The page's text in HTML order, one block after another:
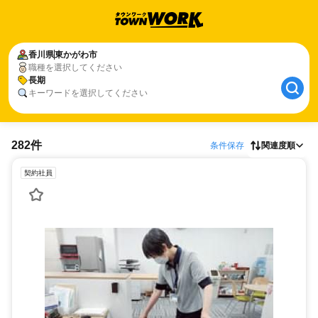
香川県東かがわ市
職種を選択してください
長期
キーワードを選択してください
282件 条件保存 関連度順
契約社員